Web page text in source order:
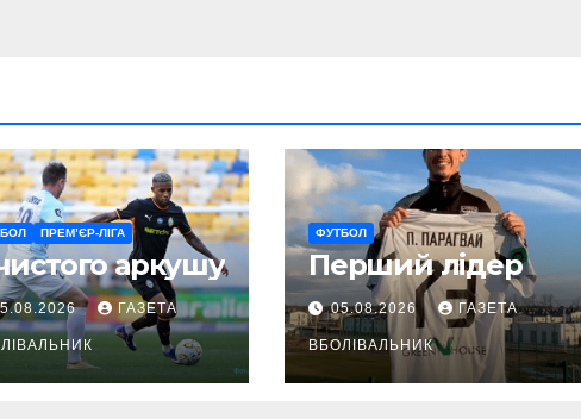
ПРЕМ’ЄР-ЛІГА
аркушу
ГАЗЕТА
ФУТБОЛ
Перший лідер
05.08.2026 ГАЗЕТА
ВБОЛІВАЛЬНИК